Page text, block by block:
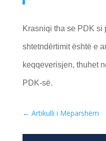
Krasniqi tha se PDK si
shtetndërtimit është e
keqqeverisjen, thuhet
PDK-së.
← Artikulli i Mëparshëm